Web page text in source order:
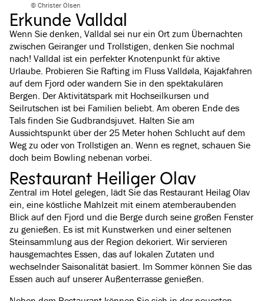
© Christer Olsen
Erkunde Valldal
Wenn Sie denken, Valldal sei nur ein Ort zum Übernachten
zwischen Geiranger und Trollstigen, denken Sie nochmal
nach! Valldal ist ein perfekter Knotenpunkt für aktive
Urlaube. Probieren Sie Rafting im Fluss Valldøla, Kajakfahren
auf dem Fjord oder wandern Sie in den spektakulären
Bergen. Der Aktivitätspark mit Hochseilkursen und
Seilrutschen ist bei Familien beliebt. Am oberen Ende des
Tals finden Sie Gudbrandsjuvet. Halten Sie am
Aussichtspunkt über der 25 Meter hohen Schlucht auf dem
Weg zu oder von Trollstigen an. Wenn es regnet, schauen Sie
doch beim Bowling nebenan vorbei.
Restaurant Heiliger Olav
Zentral im Hotel gelegen, lädt Sie das Restaurant Heilag Olav
ein, eine köstliche Mahlzeit mit einem atemberaubenden
Blick auf den Fjord und die Berge durch seine großen Fenster
zu genießen. Es ist mit Kunstwerken und einer seltenen
Steinsammlung aus der Region dekoriert. Wir servieren
hausgemachtes Essen, das auf lokalen Zutaten und
wechselnder Saisonalität basiert. Im Sommer können Sie das
Essen auch auf unserer Außenterrasse genießen.